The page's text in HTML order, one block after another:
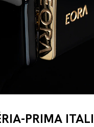
PRIMA